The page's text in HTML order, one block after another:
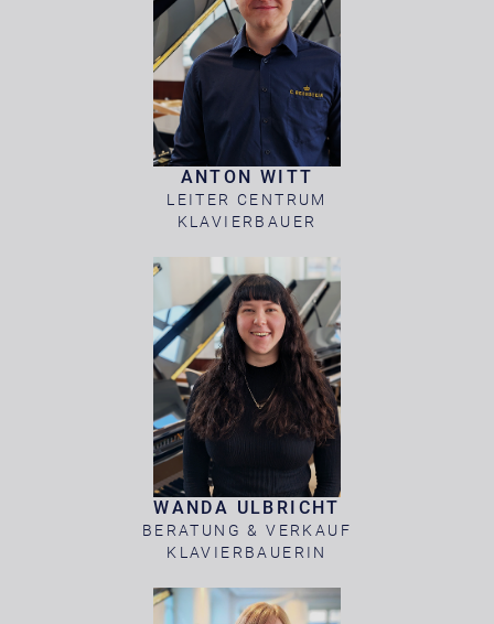
ANTON WITT
LEITER CENTRUM
KLAVIERBAUER
WANDA ULBRICHT
BERATUNG & VERKAUF
KLAVIERBAUERIN